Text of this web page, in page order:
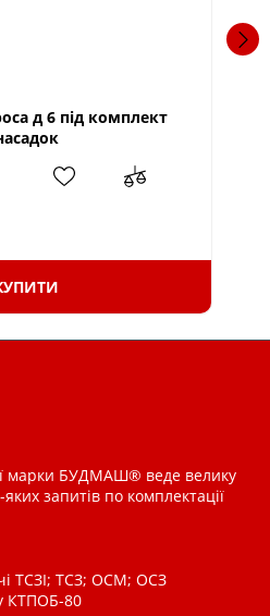
д 6 під комплект
марки БУДМАШ® веде велику
запитів по комплектації
ТСЗІ; ТСЗ; ОСМ; ОСЗ
КТПОБ-80